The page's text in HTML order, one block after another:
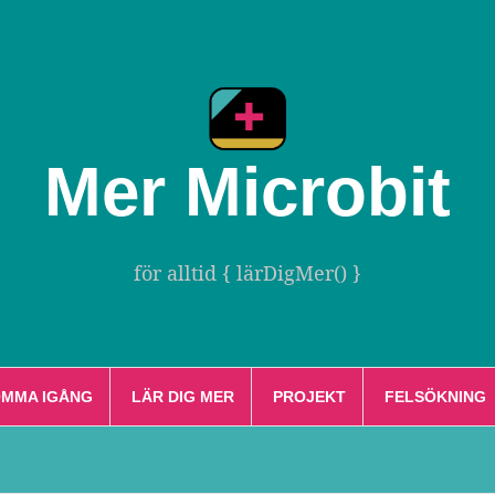
Mer Microbit
för alltid { lärDigMer() }
IGÅNG LÄR DIG MER PROJEKT FELSÖKNING